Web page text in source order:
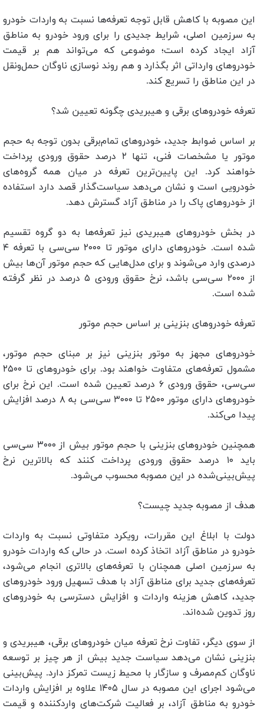
این مصوبه با کاهش قابل توجه تعرفه‌ها نسبت به واردات خودرو
به سرزمین اصلی، شرایط جدیدی را برای ورود خودرو به مناطق
آزاد ایجاد کرده است؛ موضوعی که می‌تواند هم بر قیمت
خودروهای وارداتی اثر بگذارد و هم روند نوسازی ناوگان حمل‌ونقل
در این مناطق را تسریع کند.
تعرفه خودروهای برقی و هیبریدی چگونه تعیین شد؟
بر اساس ضوابط جدید، خودروهای تمام‌برقی بدون توجه به حجم
موتور یا مشخصات فنی، تنها ۲ درصد حقوق ورودی پرداخت
خواهند کرد. این پایین‌ترین تعرفه در میان همه گروه‌های
خودرویی است و نشان می‌دهد سیاست‌گذار قصد دارد استفاده
از خودروهای پاک را در مناطق آزاد گسترش دهد.
در بخش خودروهای هیبریدی نیز تعرفه‌ها به دو گروه تقسیم
شده است. خودروهای دارای موتور تا ۲۰۰۰ سی‌سی با تعرفه ۴
درصدی وارد می‌شوند و برای مدل‌هایی که حجم موتور آن‌ها بیش
از ۲۰۰۰ سی‌سی باشد، نرخ حقوق ورودی ۵ درصد در نظر گرفته
شده است.
تعرفه خودروهای بنزینی بر اساس حجم موتور
خودروهای مجهز به موتور بنزینی نیز بر مبنای حجم موتور،
مشمول تعرفه‌های متفاوت خواهند بود. برای خودروهای تا ۲۵۰۰
سی‌سی، حقوق ورودی ۶ درصد تعیین شده است. این نرخ برای
خودروهای دارای موتور ۲۵۰۰ تا ۳۰۰۰ سی‌سی به ۸ درصد افزایش
پیدا می‌کند.
همچنین خودروهای بنزینی با حجم موتور بیش از ۳۰۰۰ سی‌سی
باید ۱۰ درصد حقوق ورودی پرداخت کنند که بالاترین نرخ
پیش‌بینی‌شده در این مصوبه محسوب می‌شود.
هدف از مصوبه جدید چیست؟
دولت با ابلاغ این مقررات، رویکرد متفاوتی نسبت به واردات
خودرو در مناطق آزاد اتخاذ کرده است. در حالی که واردات خودرو
به سرزمین اصلی همچنان با تعرفه‌های بالاتری انجام می‌شود،
تعرفه‌های جدید برای مناطق آزاد با هدف تسهیل ورود خودروهای
جدید، کاهش هزینه واردات و افزایش دسترسی به خودروهای
روز تدوین شده‌اند.
از سوی دیگر، تفاوت نرخ تعرفه میان خودروهای برقی، هیبریدی و
بنزینی نشان می‌دهد سیاست جدید بیش از هر چیز بر توسعه
ناوگان کم‌مصرف و سازگار با محیط زیست تمرکز دارد. پیش‌بینی
می‌شود اجرای این مصوبه در سال ۱۴۰۵ علاوه بر افزایش واردات
خودرو به مناطق آزاد، بر فعالیت شرکت‌های واردکننده و قیمت